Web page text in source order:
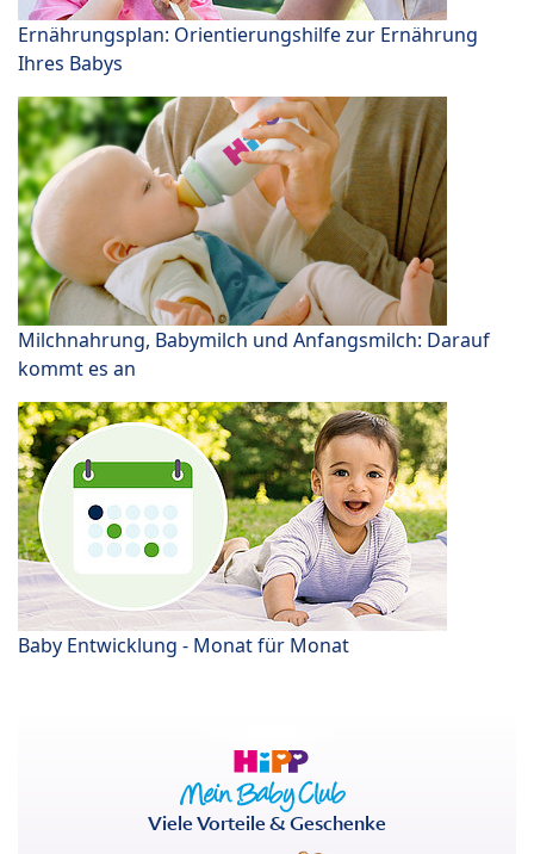
Ernährungsplan: Orientierungshilfe zur Ernährung
Ihres Babys
Milchnahrung, Babymilch und Anfangsmilch: Darauf
kommt es an
Baby Entwicklung - Monat für Monat
Viele Vorteile & Geschenke